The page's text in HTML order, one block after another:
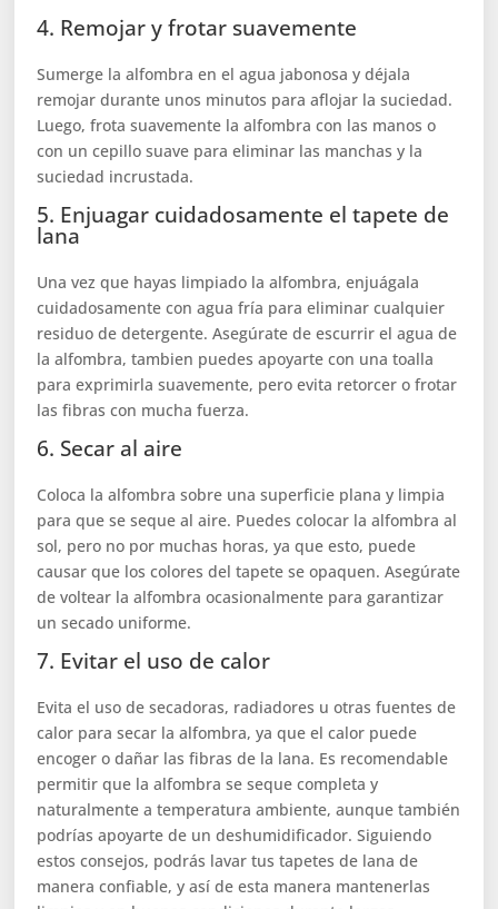
4. Remojar y frotar suavemente
Sumerge la alfombra en el agua jabonosa y déjala
remojar durante unos minutos para aflojar la suciedad.
Luego, frota suavemente la alfombra con las manos o
con un cepillo suave para eliminar las manchas y la
suciedad incrustada.
5. Enjuagar cuidadosamente el tapete de
lana
Una vez que hayas limpiado la alfombra, enjuágala
cuidadosamente con agua fría para eliminar cualquier
residuo de detergente. Asegúrate de escurrir el agua de
la alfombra, tambien puedes apoyarte con una toalla
para exprimirla suavemente, pero evita retorcer o frotar
las fibras con mucha fuerza.
6. Secar al aire
Coloca la alfombra sobre una superficie plana y limpia
para que se seque al aire. Puedes colocar la alfombra al
sol, pero no por muchas horas, ya que esto, puede
causar que los colores del tapete se opaquen. Asegúrate
de voltear la alfombra ocasionalmente para garantizar
un secado uniforme.
7. Evitar el uso de calor
Evita el uso de secadoras, radiadores u otras fuentes de
calor para secar la alfombra, ya que el calor puede
encoger o dañar las fibras de la lana. Es recomendable
permitir que la alfombra se seque completa y
naturalmente a temperatura ambiente, aunque también
podrías apoyarte de un deshumidificador. Siguiendo
estos consejos, podrás lavar tus tapetes de lana de
manera confiable, y así de esta manera mantenerlas